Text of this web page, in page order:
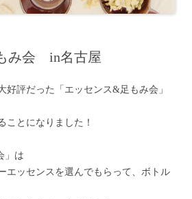
キ
ッ
み会 in名古屋
好評だった「エッセンス&足もみ会」
ことになりました！
」は
エッセンスを選んでもらって、ボトル